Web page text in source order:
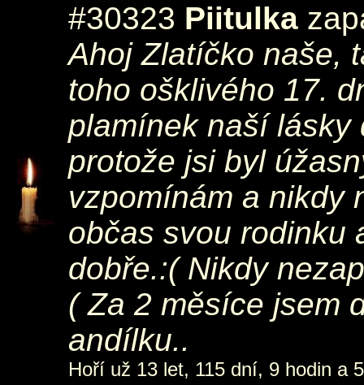
#30323 Piitulka
Ahoj Zlatíčko naše,
toho ošklivého 17.
plamínek naší lásky
protože jsi byl
vzpomínám a nikdy
občas svou rodinku
dobře.:( Nikdy
( Za 2 měsíce jsem
andílku..
Hoří už 13 let, 115 dní, 9 hodin a